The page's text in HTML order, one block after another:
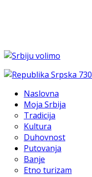
Naslovna
Moja Srbija
Tradicija
Kultura
Duhovnost
Putovanja
Banje
Etno turizam